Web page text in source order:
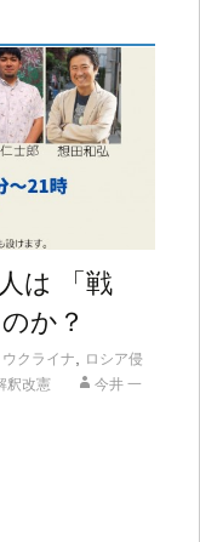
は 「戦
か？
ウクライナ, ロシア侵
釈改憲 今井 一